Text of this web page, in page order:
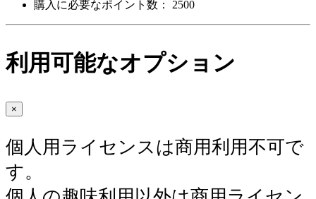
購入に必要なポイント数： 2500
利用可能なオプション
×
個人用ライセンスは商用利用不可で
す。